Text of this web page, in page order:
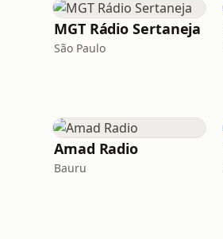
MGT Rádio Sertaneja
São Paulo
Amad Radio
Bauru